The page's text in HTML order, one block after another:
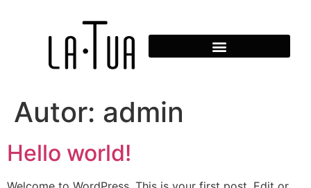
Autor: admin
Hello world!